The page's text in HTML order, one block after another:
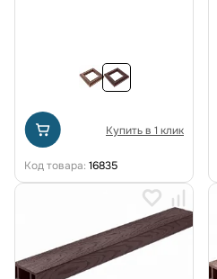
Купить в 1 клик
Код товара: 16835